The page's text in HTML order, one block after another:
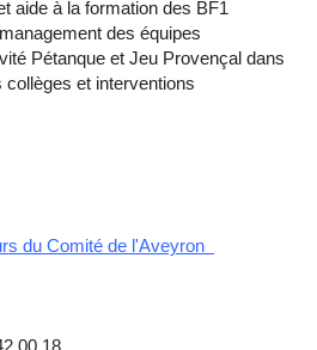
aide à la formation des BF1
des équipes
Pétanque et Jeu Provençal dans
et interventions
du Comité de l'Aveyron